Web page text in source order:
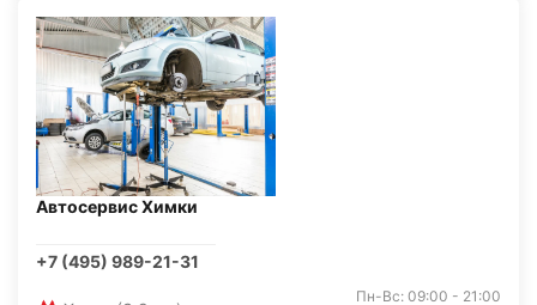
Автосервис Химки
+7 (495) 989-21-31
Пн-Вс: 09:00 - 21:00